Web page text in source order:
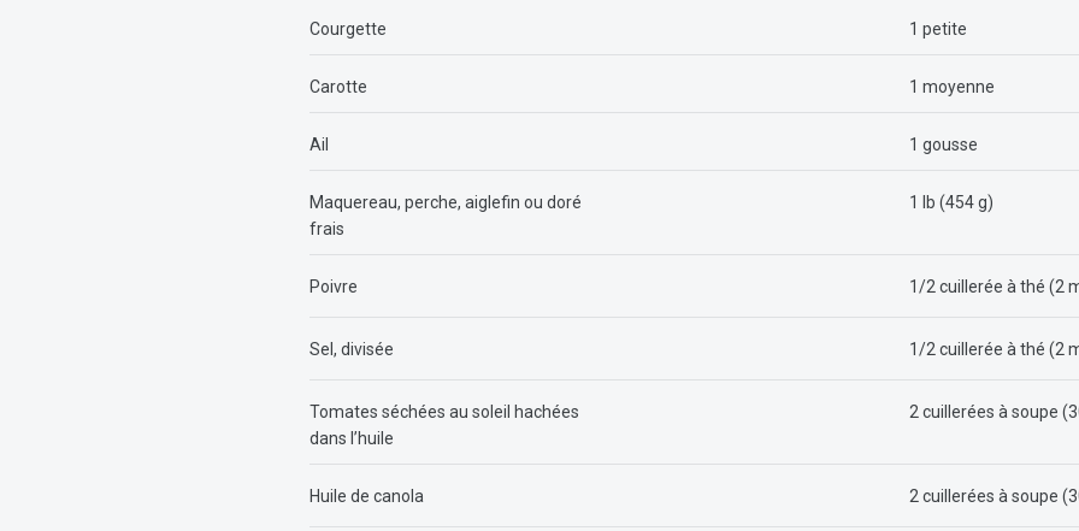
Courgette 1 petite
Carotte 1 moyenne
Ail 1 gousse
Maquereau, perche, aiglefin ou doré
frais
1 lb (454 g)
Poivre 1/2 cuillerée à thé (2
Sel, divisée 1/2 cuillerée à thé (2
Tomates séchées au soleil hachées
dans l’huile
2 cuillerées à soupe
Huile de canola 2 cuillerées à soupe